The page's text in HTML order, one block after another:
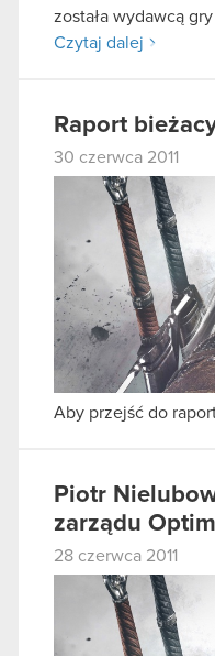
została wydawcą
Czytaj dalej
Raport
30 czerwca 2011
Aby przejść do
Piotr
zarządu
28 czerwca 2011